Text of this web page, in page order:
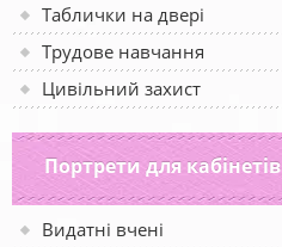
Таблички на двері
Трудове навчання
Цивільний захист
Портрети для кабінетів
Видатні вчені